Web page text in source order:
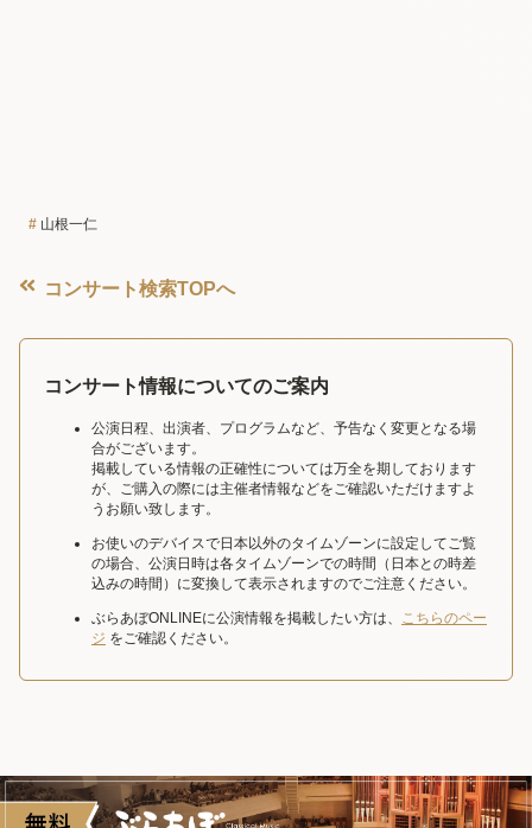
山根一仁
コンサート検索TOPへ
コンサート情報についてのご案内
公演日程、出演者、プログラムなど、予告なく変更となる場
合がございます。
掲載している情報の正確性については万全を期しております
が、ご購入の際には主催者情報などをご確認いただけますよ
うお願い致します。
お使いのデバイスで日本以外のタイムゾーンに設定してご覧
の場合、公演日時は各タイムゾーンでの時間（日本との時差
込みの時間）に変換して表示されますのでご注意ください。
ぶらあぼONLINEに公演情報を掲載したい方は、 こちらのペー
ジ をご確認ください。